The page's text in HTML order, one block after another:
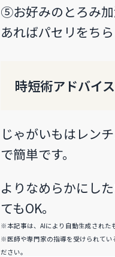
⑤お好みのとろみ加
あればパセリをち
時短術アドバイス
じゃがいもはレン
で簡単です。
よりなめらかにし
てもOK。
※本記事は、AIにより自動生成された
※医師や専門家の指導を受けられて
ださい。